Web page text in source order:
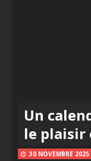
Un
le plaisir
30 NOVEMBRE 2025